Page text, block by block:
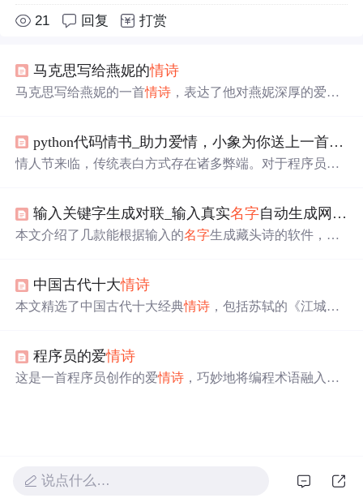
21 回复 打赏
马克思写给燕妮的情诗
马克思写给燕妮的一首情诗 ，表达了他对燕妮深厚的爱情
渴望让全世界都知道这个名字就是爱情。 python代码情书_助力爱情，小象为你送上一首python写的
情人节来临，传统表白方式存在诸多弊端。对于程序员而
彰显内心，提升表白格调。
输入关键字生成对联_输入真实名字自动生成网名，
本文介绍了几款能根据输入的名字生成藏头诗的软件，包
定制诗歌。
中国古代十大情诗
本文精选了中国古代十大经典情诗 ，包括苏轼的《江城
程序员的爱情诗
这是一首程序员创作的爱情诗 ，巧妙地将编程术语融入诗
说点什么…